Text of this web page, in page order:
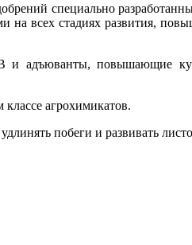
специально
всех стадиях развития,
и адъюванты, повышающие
агрохимикатов.
побеги и развивать